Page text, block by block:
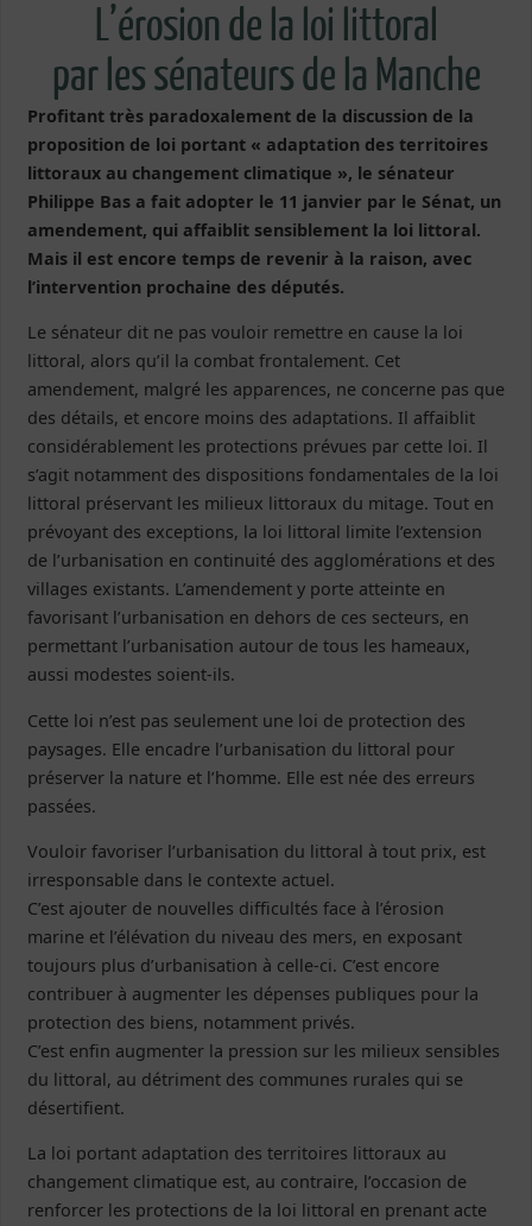
L’érosion de la loi littoral
par les sénateurs de la Manche
Profitant très paradoxalement de la discussion de la
proposition de loi portant « adaptation des territoires
littoraux au changement climatique », le sénateur
Philippe Bas a fait adopter le 11 janvier par le Sénat, un
amendement, qui affaiblit sensiblement la loi littoral.
Mais il est encore temps de revenir à la raison, avec
l’intervention prochaine des députés.
Le sénateur dit ne pas vouloir remettre en cause la loi
littoral, alors qu’il la combat frontalement. Cet
amendement, malgré les apparences, ne concerne pas que
des détails, et encore moins des adaptations. Il affaiblit
considérablement les protections prévues par cette loi. Il
s’agit notamment des dispositions fondamentales de la loi
littoral préservant les milieux littoraux du mitage. Tout en
prévoyant des exceptions, la loi littoral limite l’extension
de l’urbanisation en continuité des agglomérations et des
villages existants. L’amendement y porte atteinte en
favorisant l’urbanisation en dehors de ces secteurs, en
permettant l’urbanisation autour de tous les hameaux,
aussi modestes soient-ils.
Cette loi n’est pas seulement une loi de protection des
paysages. Elle encadre l’urbanisation du littoral pour
préserver la nature et l’homme. Elle est née des erreurs
passées.
Vouloir favoriser l’urbanisation du littoral à tout prix, est
irresponsable dans le contexte actuel.
C’est ajouter de nouvelles difficultés face à l’érosion
marine et l’élévation du niveau des mers, en exposant
toujours plus d’urbanisation à celle-ci. C’est encore
contribuer à augmenter les dépenses publiques pour la
protection des biens, notamment privés.
C’est enfin augmenter la pression sur les milieux sensibles
du littoral, au détriment des communes rurales qui se
désertifient.
La loi portant adaptation des territoires littoraux au
changement climatique est, au contraire, l’occasion de
renforcer les protections de la loi littoral en prenant acte